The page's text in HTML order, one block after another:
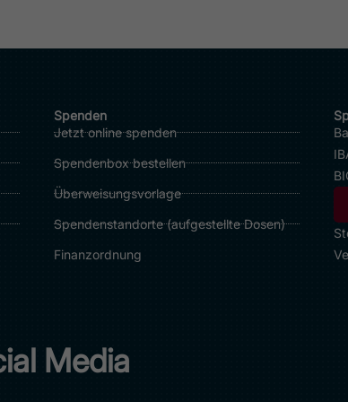
Spenden
Jetzt online spenden
Spendenbox bestellen
Überweisungsvorlage
Spendenstandorte (aufgestellte Dosen)
Finanzordnung
Media